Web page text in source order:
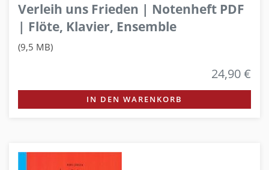
Verleih uns Frieden | Notenheft PDF
| Flöte, Klavier, Ensemble
(9,5 MB)
24,90 €
IN DEN WARENKORB